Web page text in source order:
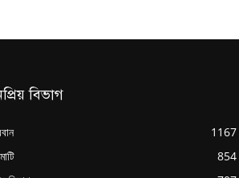
বিভাগ
1167
854